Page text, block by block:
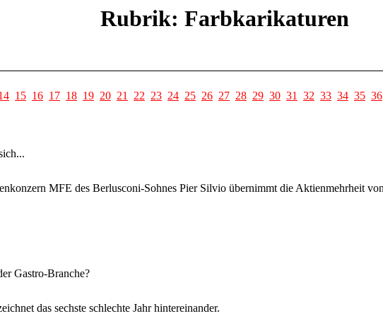
Rubrik: Farbkarikaturen
15 16 17 18 19 20 21 22 23 24 25 26 27 28 29 30 31 32 33 34 35 36
MFE des Berlusconi-Sohnes Pier Silvio übernimmt die Aktienmehrheit
Gastro-Branche?
das sechste schlechte Jahr hintereinander.